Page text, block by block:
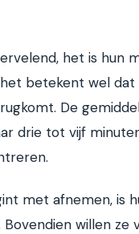
het is hun
betekent wel
De
drie tot vijf
met afnemen, is
Bovendien willen ze